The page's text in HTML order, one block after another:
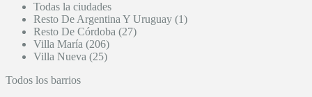
Todas la ciudades
Resto De Argentina Y Uruguay (1)
Resto De Córdoba (27)
Villa María (206)
Villa Nueva (25)
Todos los barrios